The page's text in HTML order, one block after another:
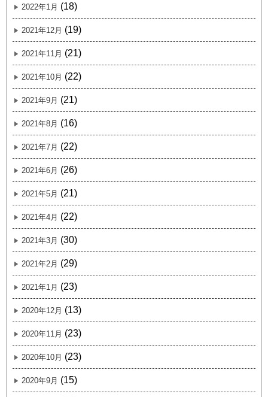
2022年1月 (18)
2021年12月 (19)
2021年11月 (21)
2021年10月 (22)
2021年9月 (21)
2021年8月 (16)
2021年7月 (22)
2021年6月 (26)
2021年5月 (21)
2021年4月 (22)
2021年3月 (30)
2021年2月 (29)
2021年1月 (23)
2020年12月 (13)
2020年11月 (23)
2020年10月 (23)
2020年9月 (15)